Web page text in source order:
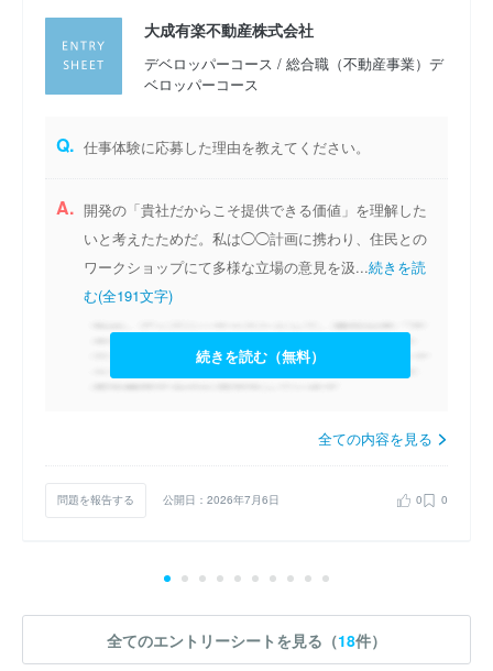
大成有楽不動産株式会社
デベロッパーコース / 総合職（不動産事業）デ
ベロッパーコース
Q. 仕事体験に応募した理由を教えてください。
A. 開発の「貴社だからこそ提供できる価値」を理解した
いと考えたためだ。私は◯◯計画に携わり、住民との
ワークショップにて多様な立場の意見を汲...続きを読
む(全191文字)
続きを読む（無料）
全ての内容を見る
問題を報告する 公開日：2026年7月6日 0 0
全てのエントリーシートを見る（18件）